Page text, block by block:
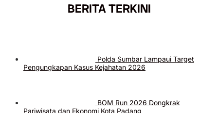
BERITA TERKINI
Polda Sumbar Lampaui Target
Pengungkapan Kasus Kejahatan 2026
BOM Run 2026 Dongkrak
Pariwisata dan Ekonomi Kota Padang